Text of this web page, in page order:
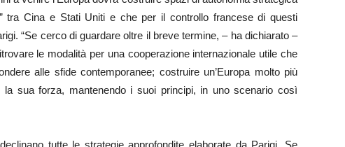
tra Cina e Stati Uniti e che per il controllo francese di questi
“Se cerco di guardare oltre il breve termine, – ha dichiarato –
le modalità per una cooperazione internazionale utile che
alle sfide contemporanee; costruire un’Europa molto più
sua forza, mantenendo i suoi principi, in uno scenario così
tutte le strategie approfondite elaborate da Parigi. Se